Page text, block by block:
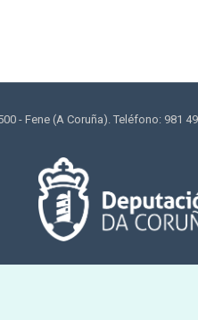
- Fene (A Coruña). Teléfono: 981